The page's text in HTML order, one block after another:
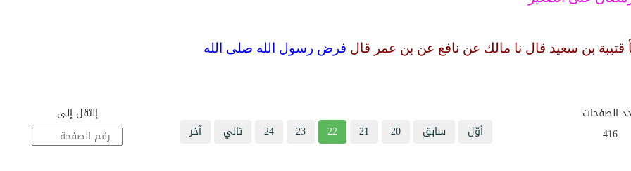
قتيبة بن سعيد قال نا مالك عن نافع عن بن عمر قال فرض رسول الله صلى الله
إنتقل إلى
أوّل
سابق 20
21
22
23
24 تالي آخر
الصفحات
416